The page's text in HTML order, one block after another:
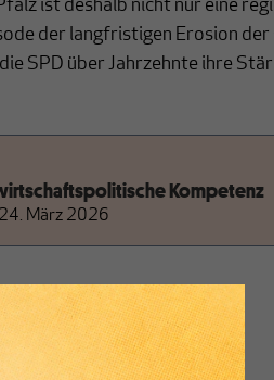
ist deshalb nicht nur eine
der langfristigen Erosion der
SPD über Jahrzehnte ihre
Kompetenz
24. März 2026